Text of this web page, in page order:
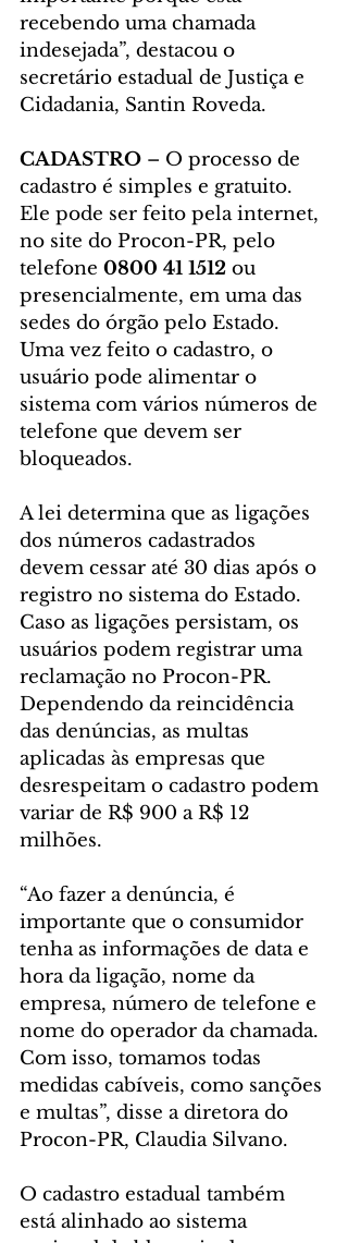
recebendo uma chamada
indesejada”, destacou o
secretário estadual de Justiça e
Cidadania, Santin Roveda.
CADASTRO – O processo de
cadastro é simples e gratuito.
Ele pode ser feito pela internet,
no site do Procon-PR, pelo
telefone 0800 41 1512 ou
presencialmente, em uma das
sedes do órgão pelo Estado.
Uma vez feito o cadastro, o
usuário pode alimentar o
sistema com vários números de
telefone que devem ser
bloqueados.
A lei determina que as ligações
dos números cadastrados
devem cessar até 30 dias após o
registro no sistema do Estado.
Caso as ligações persistam, os
usuários podem registrar uma
reclamação no Procon-PR.
Dependendo da reincidência
das denúncias, as multas
aplicadas às empresas que
desrespeitam o cadastro podem
variar de R$ 900 a R$ 12
milhões.
“Ao fazer a denúncia, é
importante que o consumidor
tenha as informações de data e
hora da ligação, nome da
empresa, número de telefone e
nome do operador da chamada.
Com isso, tomamos todas
medidas cabíveis, como sanções
e multas”, disse a diretora do
Procon-PR, Claudia Silvano.
O cadastro estadual também
está alinhado ao sistema